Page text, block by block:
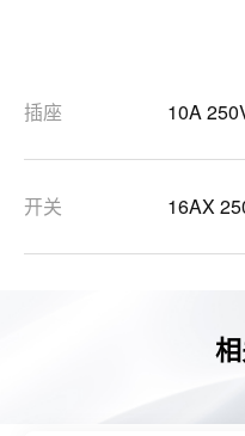
插座 10A
开关 16AX